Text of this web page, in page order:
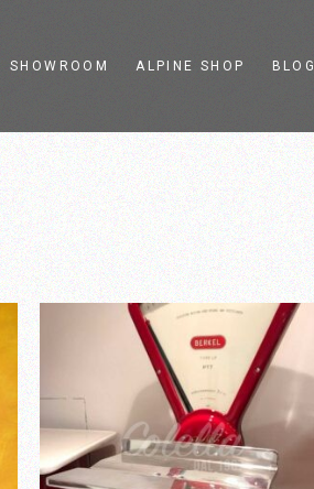
SHOWROOM
Colella
Store e showroom
Live Pasta-Cooking
Tailor-made
assistance
ALPINE SHOP BLOG